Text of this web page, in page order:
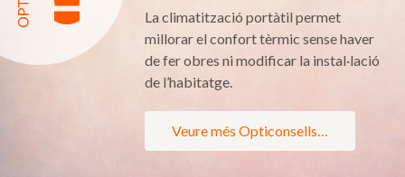
La climatització portàtil permet
millorar el confort tèrmic sense haver
de fer obres ni modificar la instal·lació
de l’habitatge.
Veure més Opticonsells…